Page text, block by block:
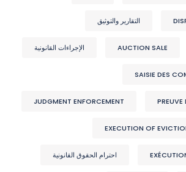
التقارير والتوثيق
AUCTION SALE الإجراءات القانونية
SAISIE DES
JUDGMENT ENFORCEMENT
EXECUTION OF
احترام الحقوق القانونية